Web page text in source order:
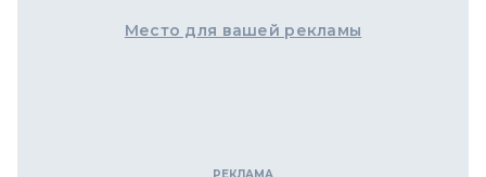
Место для вашей рекламы